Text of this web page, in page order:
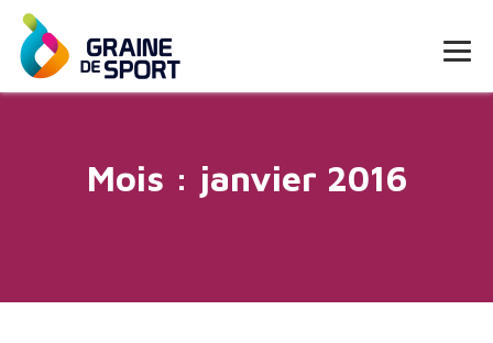
Mois : janvier 2016